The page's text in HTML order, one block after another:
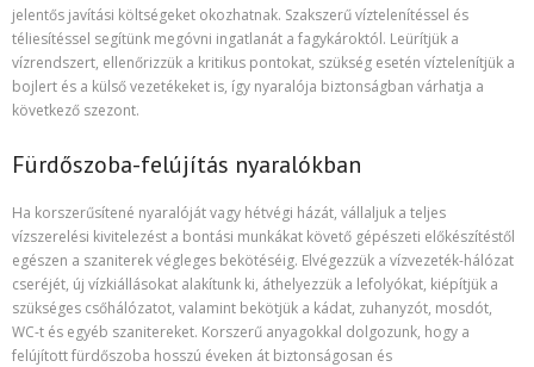
jelentős javítási költségeket okozhatnak. Szakszerű víztelenítéssel és
téliesítéssel segítünk megóvni ingatlanát a fagykároktól. Leürítjük a
vízrendszert, ellenőrizzük a kritikus pontokat, szükség esetén víztelenítjük a
bojlert és a külső vezetékeket is, így nyaralója biztonságban várhatja a
következő szezont.
Fürdőszoba-felújítás nyaralókban
Ha korszerűsítené nyaralóját vagy hétvégi házát, vállaljuk a teljes
vízszerelési kivitelezést a bontási munkákat követő gépészeti előkészítéstől
egészen a szaniterek végleges bekötéséig. Elvégezzük a vízvezeték-hálózat
cseréjét, új vízkiállásokat alakítunk ki, áthelyezzük a lefolyókat, kiépítjük a
szükséges csőhálózatot, valamint bekötjük a kádat, zuhanyzót, mosdót,
WC-t és egyéb szanitereket. Korszerű anyagokkal dolgozunk, hogy a
felújított fürdőszoba hosszú éveken át biztonságosan és